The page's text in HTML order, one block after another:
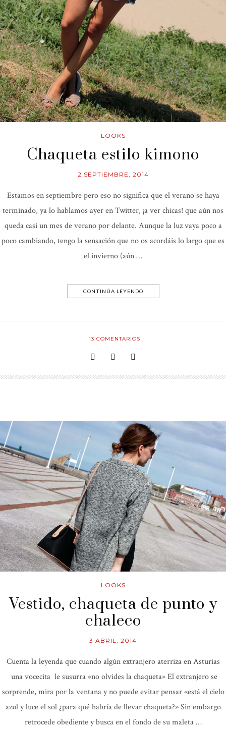
LOOKS
Chaqueta estilo kimono
2 SEPTIEMBRE, 2014
Estamos en septiembre pero eso no significa que el verano se haya
terminado, ya lo hablamos ayer en Twitter, ¡a ver chicas! que aún nos
queda casi un mes de verano por delante. Aunque la luz vaya poco a
poco cambiando, tengo la sensación que no os acordáis lo largo que es
el invierno (aún …
CONTINÚA LEYENDO
13 COMENTARIOS
LOOKS
Vestido, chaqueta de punto y
chaleco
3 ABRIL, 2014
Cuenta la leyenda que cuando algún extranjero aterriza en Asturias
una vocecita le susurra «no olvides la chaqueta» El extranjero se
sorprende, mira por la ventana y no puede evitar pensar «está el cielo
azul y luce el sol ¿para qué habría de llevar chaqueta?» Sin embargo
retrocede obediente y busca en el fondo de su maleta …